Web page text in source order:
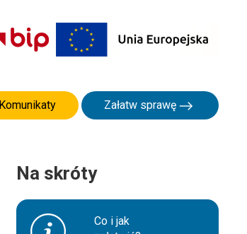
Komunikaty Załatw sprawę
Na skróty
Co i jak